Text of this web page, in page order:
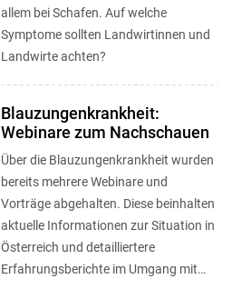
allem bei Schafen. Auf welche
Symptome sollten Landwirtinnen und
Landwirte achten?
Blauzungenkrankheit:
Webinare zum Nachschauen
Über die Blauzungenkrankheit wurden
bereits mehrere Webinare und
Vorträge abgehalten. Diese beinhalten
aktuelle Informationen zur Situation in
Österreich und detailliertere
Erfahrungsberichte im Umgang mit